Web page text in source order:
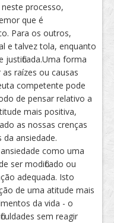
processo,
que é
Para os outros,
e talvez tola, enquanto
justificada.Uma forma
raízes ou causas
competente pode
de pensar relativo a
mais positiva,
as nossas crenças
ansiedade.
como uma
ser modificado ou
adequada. Isto
de uma atitude mais
da vida - o
sem reagir